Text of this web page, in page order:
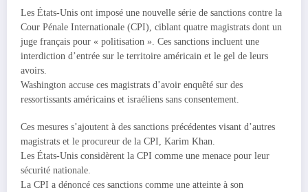
Les États-Unis ont imposé une nouvelle série de sanctions contre la
Cour Pénale Internationale (CPI), ciblant quatre magistrats dont un
juge français pour « politisation ». Ces sanctions incluent une
interdiction d’entrée sur le territoire américain et le gel de leurs
avoirs.
Washington accuse ces magistrats d’avoir enquêté sur des
ressortissants américains et israéliens sans consentement.
Ces mesures s’ajoutent à des sanctions précédentes visant d’autres
magistrats et le procureur de la CPI, Karim Khan.
Les États-Unis considèrent la CPI comme une menace pour leur
sécurité nationale.
La CPI a dénoncé ces sanctions comme une atteinte à son